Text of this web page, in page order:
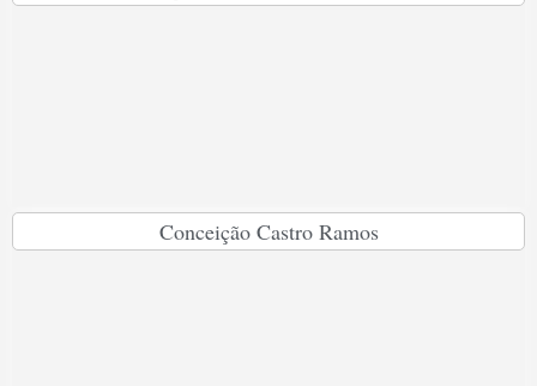
Conceição Castro Ramos